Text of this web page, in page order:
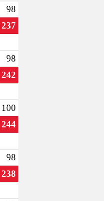
98
237
98
242
100
244
98
238